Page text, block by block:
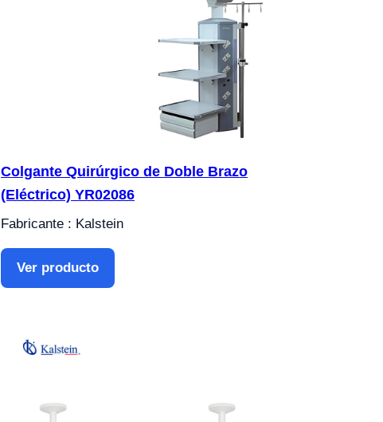
Colgante Quirúrgico de Doble Brazo
(Eléctrico) YR02086
Fabricante : Kalstein
Ver producto